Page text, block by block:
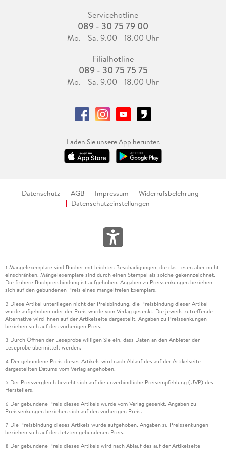
Servicehotline
089 - 30 75 79 00
Mo. - Sa. 9.00 - 18.00 Uhr
Filialhotline
089 - 30 75 75 75
Mo. - Sa. 9.00 - 18.00 Uhr
Laden Sie unsere App herunter.
Datenschutz AGB Impressum
Widerrufsbelehrung
Datenschutzeinstellungen
1 Mängelexemplare sind Bücher mit leichten Beschädigungen, die das Lesen aber nicht
einschränken. Mängelexemplare sind durch einen Stempel als solche gekennzeichnet.
Die frühere Buchpreisbindung ist aufgehoben. Angaben zu Preissenkungen beziehen
sich auf den gebundenen Preis eines mangelfreien Exemplars.
2 Diese Artikel unterliegen nicht der Preisbindung, die Preisbindung dieser Artikel
wurde aufgehoben oder der Preis wurde vom Verlag gesenkt. Die jeweils zutreffende
Alternative wird Ihnen auf der Artikelseite dargestellt. Angaben zu Preissenkungen
beziehen sich auf den vorherigen Preis.
3 Durch Öffnen der Leseprobe willigen Sie ein, dass Daten an den Anbieter der
Leseprobe übermittelt werden.
4 Der gebundene Preis dieses Artikels wird nach Ablauf des auf der Artikelseite
dargestellten Datums vom Verlag angehoben.
5 Der Preisvergleich bezieht sich auf die unverbindliche Preisempfehlung (UVP) des
Herstellers.
6 Der gebundene Preis dieses Artikels wurde vom Verlag gesenkt. Angaben zu
Preissenkungen beziehen sich auf den vorherigen Preis.
7 Die Preisbindung dieses Artikels wurde aufgehoben. Angaben zu Preissenkungen
beziehen sich auf den letzten gebundenen Preis.
8 Der gebundene Preis dieses Artikels wird nach Ablauf des auf der Artikelseite